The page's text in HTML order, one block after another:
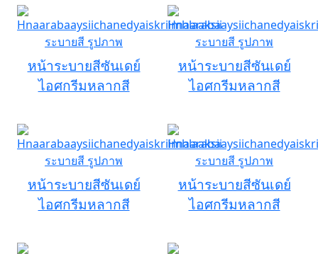
หน้าระบายสีซันเดย์
ไอศกรีมหลากสี
หน้าระบายสีซันเดย์
ไอศกรีมหลากสี
หน้าระบายสีซันเดย์
ไอศกรีมหลากสี
หน้าระบายสีซันเดย์
ไอศกรีมหลากสี